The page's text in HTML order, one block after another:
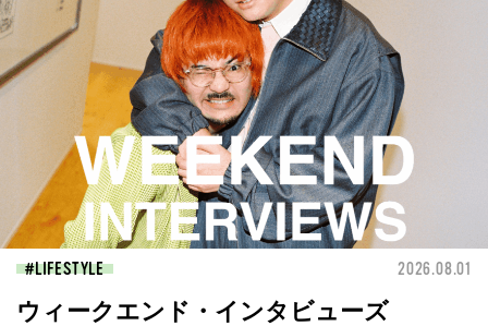
LIFESTYLE 2026.08.01
ウィークエンド・インタビューズ